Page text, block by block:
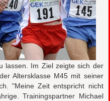
lassen. Im Ziel zeigte sich der
Altersklasse M45 mit seiner
"Meine Zeit entspricht nicht
Trainingspartner Michael